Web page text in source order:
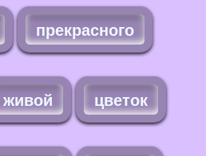
прекрасного
живой цветок